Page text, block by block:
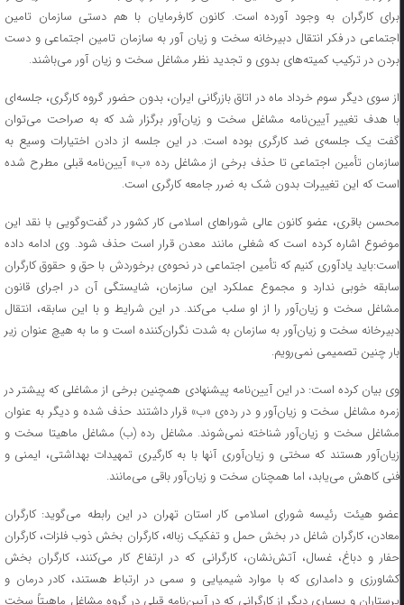
برای کارگران به وجود آورده است. کانون کارفرمایان با هم دستی سازمان تامین
اجتماعی در فکر انتقال دبیرخانه سخت و زیان آور به سازمان تامین اجتماعی و دست
بردن در ترکیب کمیته‌های بدوی و تجدید نظر مشاغل سخت و زیان آور می‌باشند.
از سوی دیگر سوم خرداد ماه در اتاق بازرگانی ایران، بدون حضور گروه کارگری، جلسه‌ای
با هدف تغییر آیین‌نامه مشاغل سخت و زیان‌آور برگزار شد که به صراحت می‌توان
گفت یک جلسه‌ی ضد کارگری بوده است. در این جلسه از دادن اختیارات وسیع به
سازمان تأمین اجتماعی تا حذف برخی از مشاغل رده «ب» آیین‌نامه قبلی مطرح شده
است که این تغییرات بدون شک به ضرر جامعه کارگری است.
محسن باقری، عضو کانون عالی شورا‌های اسلامی کار کشور در گفت‌وگویی با نقد این
موضوع اشاره کرده است که شغلی مانند معدن قرار است حذف شود. وی ادامه داده
است:باید یادآوری کنیم که تأمین اجتماعی در نحوه‌ی برخوردش با حق و حقوق کارگران
سابقه خوبی ندارد و مجموع عملکرد این سازمان، شایستگی آن در اجرای قانون
مشاغل سخت و زیان‌آور را از او سلب می‌کند. در این شرایط و با این سابقه، انتقال
دبیرخانه سخت و زیان‌آور به سازمان به شدت نگران‌کننده است و ما به هیچ عنوان زیر
بار چنین تصمیمی نمی‌رویم.
وی بیان کرده است: در این آیین‌نامه پیشنهادی همچنین برخی از مشاغلی که پیشتر در
زمره مشاغل سخت و زیان‌آور و در رده‌ی «ب» قرار داشتند حذف شده و دیگر به عنوان
مشاغل سخت و زیان‌آور شناخته نمی‌شوند. مشاغل رده (ب) مشاغل ماهیتا سخت و
زیان‌آور هستند که سختی و زیان‌آوری آنها با به کارگیری تمهیدات بهداشتی، ایمنی و
فنی کاهش می‌یابد، اما همچنان سخت و زیان‌آور باقی می‌مانند.
عضو هیئت رئیسه شورای اسلامی کار استان تهران در این رابطه می‌گوید: کارگران
معادن، کارگران شاغل در بخش حمل و تفکیک زباله، کارگران بخش ذوب فلزات، کارگران
حفار و دباغ، غسال، آتش‌نشان، کارگرانی که در ارتفاع کار می‌کنند، کارگران بخش
کشاورزی و دامداری که با موارد شیمیایی و سمی در ارتباط هستند، کادر درمان و
پرستاران و بسیاری دیگر از کارگرانی که در آیین‌‎نامه قبلی در گروه مشاغل ماهیتاً سخت